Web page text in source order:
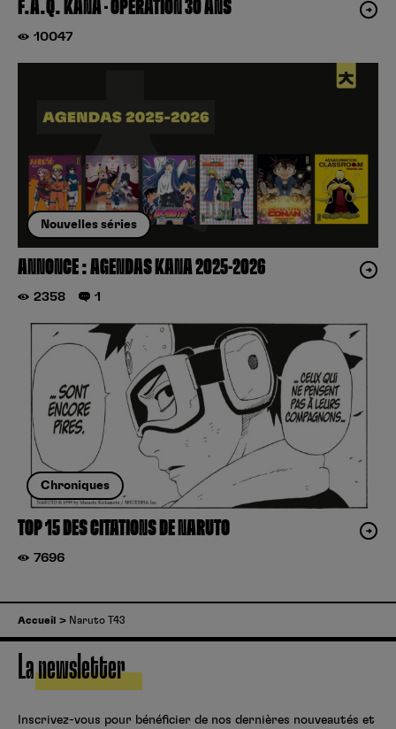
F.A.Q. KANA – OPÉRATION 30 ANS
10047
Nouvelles séries
ANNONCE : AGENDAS KANA 2025-2026
2358 1
Chroniques
TOP 15 DES CITATIONS DE NARUTO
7696
Accueil Naruto T43
La newsletter
Inscrivez-vous pour bénéficier de nos dernières nouveautés et